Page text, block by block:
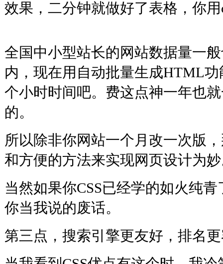
效果，二分钟就做好了表格，你
全国中小型站长的网站数据量一
内，现在用自动批量生成HTML
个小时时间吧。费这点神一年也
的。
所以除非你网站一个月改一次版
和方便的方法来实现网页设计
当然如果你CSS已经学的如火纯
你当我说的废话。
第三点，搜索引擎更友好，排